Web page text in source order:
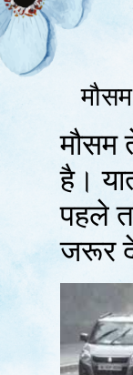
मौसम
है।
पहले
जरूर